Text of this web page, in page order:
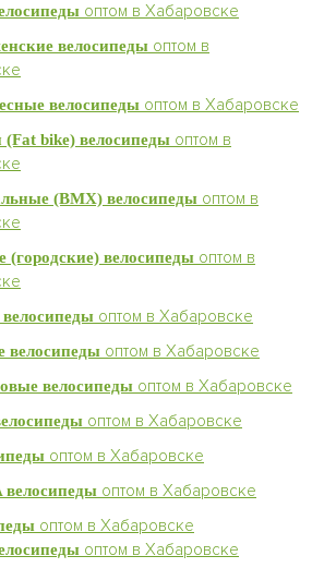
оптом в Хабаровске
велосипеды оптом в
велосипеды оптом в Хабаровске
(Fat bike) велосипеды оптом в
(BMX) велосипеды оптом в
(городские) велосипеды оптом в
оптом в Хабаровске
велосипеды оптом в Хабаровске
велосипеды оптом в Хабаровске
оптом в Хабаровске
оптом в Хабаровске
оптом в Хабаровске
оптом в Хабаровске
оптом в Хабаровске